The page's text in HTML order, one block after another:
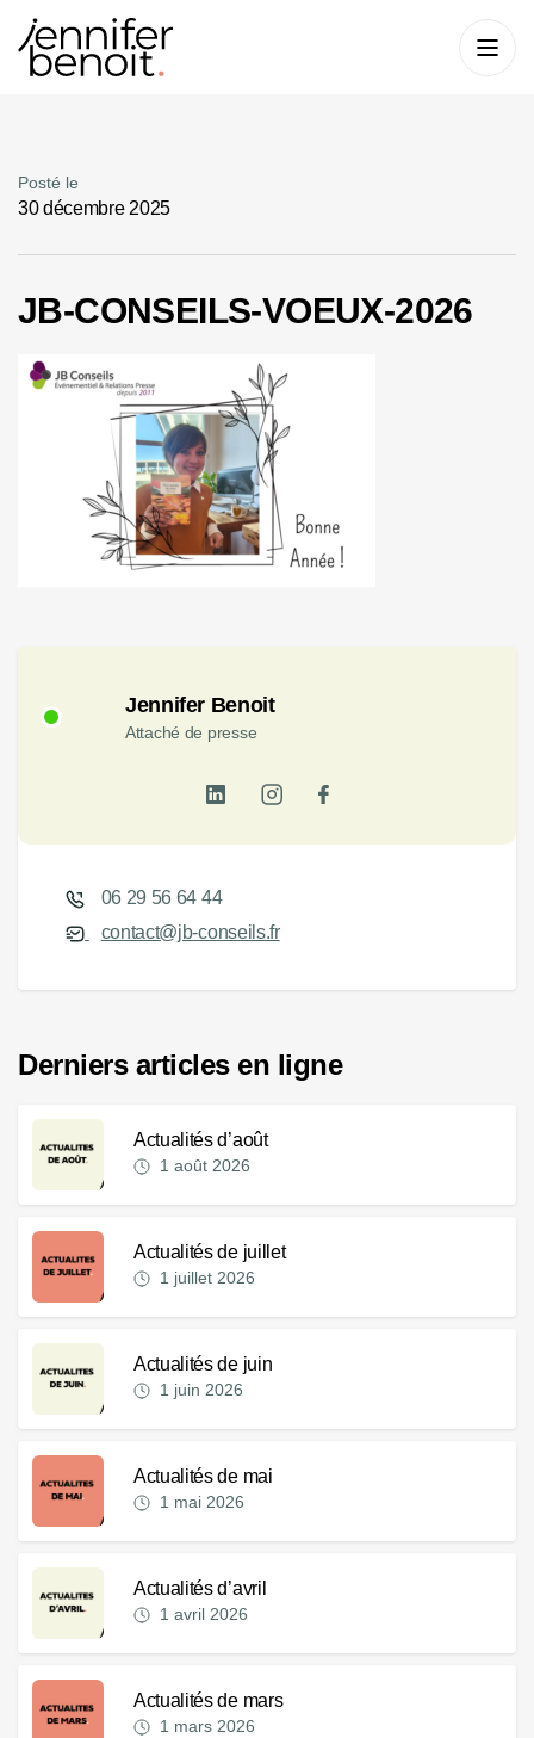
Posté le
30 décembre 2025
JB-CONSEILS-VOEUX-2026
Jennifer Benoit
Attaché de presse
06 29 56 64 44
contact@jb-conseils.fr
Derniers articles en ligne
Actualités d’août
1 août 2026
Actualités de juillet
1 juillet 2026
Actualités de juin
1 juin 2026
Actualités de mai
1 mai 2026
Actualités d’avril
1 avril 2026
Actualités de mars
1 mars 2026